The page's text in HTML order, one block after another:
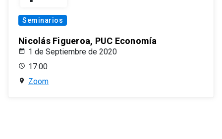
Seminarios
Nicolás Figueroa, PUC Economía
1 de Septiembre de 2020
17:00
Zoom